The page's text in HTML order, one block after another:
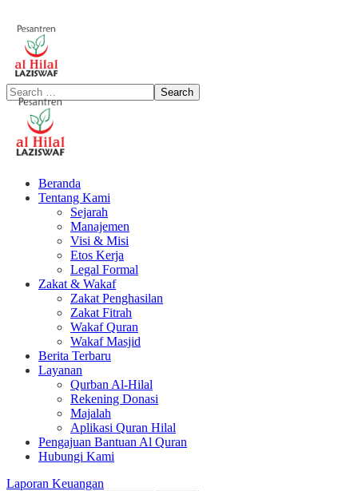
Beranda
Tentang Kami
Sejarah
Manajemen
Visi & Misi
Etos Kerja
Legal Formal
Zakat & Wakaf
Zakat Penghasilan
Zakat Fitrah
Wakaf Quran
Wakaf Masjid
Berita Terbaru
Layanan
Qurban Al-Hilal
Rekening Donasi
Majalah
Aplikasi Quran Hilal
Pengajuan Bantuan Al Quran
Hubungi Kami
Laporan Keuangan